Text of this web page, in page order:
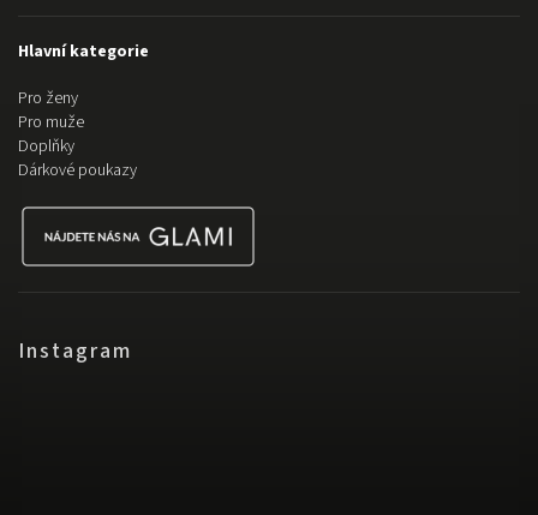
Hlavní kategorie
Pro ženy
Pro muže
Doplňky
Dárkové poukazy
Instagram